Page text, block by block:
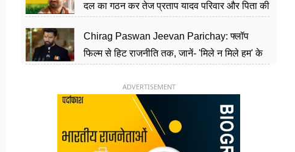
दल का गठन कर तेज प्रताप यादव परिवार और पिता की
Chirag Paswan Jeevan Parichay: फ्लॉप
फिल्म से हिट राजनीति तक, जानें- 'मिले न मिले हम' के
ADVERTISEMENT